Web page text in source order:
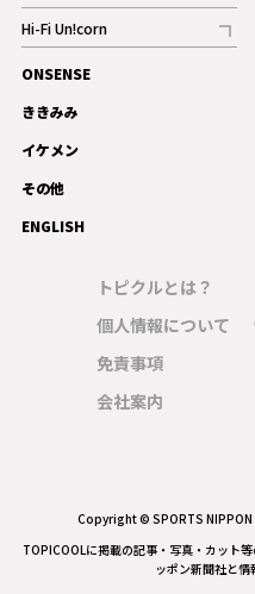
記事
Hi-Fi Un!corn
記事
ギャラリー
ONSENSE
ききみみ
イケメン
その他
ENGLISH
トピクルとは？
個人情報について
免責事項
会社案内
Copyright © SPORTS NIPPON
TOPICOOLに掲載の記事・写真・カット
ッポン新聞社と情